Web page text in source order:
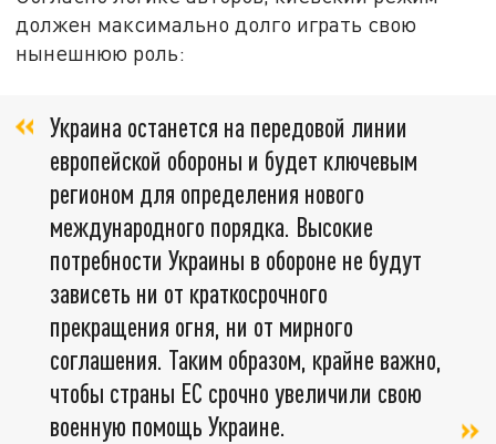
должен максимально долго играть свою
нынешнюю роль:
Украина останется на передовой линии
европейской обороны и будет ключевым
регионом для определения нового
международного порядка. Высокие
потребности Украины в обороне не будут
зависеть ни от краткосрочного
прекращения огня, ни от мирного
соглашения. Таким образом, крайне важно,
чтобы страны ЕС срочно увеличили свою
военную помощь Украине.